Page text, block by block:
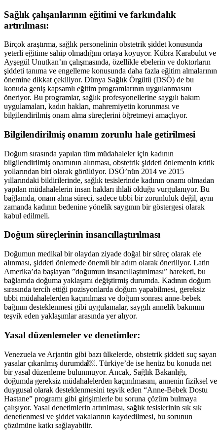
Sağlık çalışanlarının eğitimi ve farkındalık
artırılması:
Birçok araştırma, sağlık personelinin obstetrik şiddet konusunda
yeterli eğitime sahip olmadığını ortaya koyuyor. Kübra Karabulut ve
Ayşegül Unutkan’ın çalışmasında, özellikle ebelerin ve doktorların
şiddeti tanıma ve engelleme konusunda daha fazla eğitim almalarının
önemine dikkat çekiliyor. Dünya Sağlık Örgütü (DSÖ) de bu
konuda geniş kapsamlı eğitim programlarının uygulanmasını
öneriyor. Bu programlar, sağlık profesyonellerine saygılı bakım
uygulamaları, kadın hakları, mahremiyetin korunması ve
bilgilendirilmiş onam alma süreçlerini öğretmeyi amaçlıyor.
Bilgilendirilmiş onamın zorunlu hale getirilmesi
Doğum sırasında yapılan tüm müdahaleler için kadının
bilgilendirilmiş onamının alınması, obstetrik şiddeti önlemenin kritik
yollarından biri olarak görülüyor. DSÖ’nün 2014 ve 2015
yıllarındaki bildirilerinde, sağlık tesislerinde kadının onamı olmadan
yapılan müdahalelerin insan hakları ihlali olduğu vurgulanıyor. Bu
bağlamda, onam alma süreci, sadece tıbbi bir zorunluluk değil, aynı
zamanda kadının bedenine yönelik saygının bir göstergesi olarak
kabul edilmeli.
Doğum süreçlerinin insancıllaştırılması
Doğumun medikal bir olaydan ziyade doğal bir süreç olarak ele
alınması, şiddeti önlemede önemli bir adım olarak öneriliyor. Latin
Amerika’da başlayan ”doğumun insancıllaştırılması” hareketi, bu
bağlamda doğuma yaklaşımı değiştirmiş durumda. Kadının doğum
sırasında tercih ettiği pozisyonlarda doğum yapabilmesi, gereksiz
tıbbi müdahalelerden kaçınılması ve doğum sonrası anne-bebek
bağının desteklenmesi gibi uygulamalar, saygılı annelik bakımını
teşvik eden yaklaşımlar arasında yer alıyor.
Yasal düzenlemeler ve denetimler:
Venezuela ve Arjantin gibi bazı ülkelerde, obstetrik şiddeti suç sayan
yasalar çıkarılmış durumda￼. Türkiye’de ise henüz bu konuda net
bir yasal düzenleme bulunmuyor. Ancak, Sağlık Bakanlığı,
doğumda gereksiz müdahalelerden kaçınılmasını, annenin fiziksel ve
duygusal olarak desteklenmesini teşvik eden “Anne-Bebek Dostu
Hastane” programı gibi girişimlerle bu soruna çözüm bulmaya
çalışıyor. Yasal denetimlerin artırılması, sağlık tesislerinin sık sık
denetlenmesi ve şiddet vakalarının kaydedilmesi, bu sorunun
çözümüne katkı sağlayabilir.